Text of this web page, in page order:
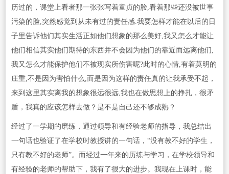
历过的，课堂上看者那一张张写着童贞的脸,看着那些还没被世事
污染的脸,突然感觉到从未有过的责任感.我要怎样才能在以后的日
子里告诉他们其实生活正如他们想象的那么美好,我又怎么才能让
他们相信其实他们期待的东西并不会因为他们的靠近而远离他们,
我又怎么才能保护他们不被现实所伤害呢?此时的心情,有着莫明的
庄重,不是因为害怕什么,而是因为这样的责任真的让我承受不起，
来到这里其实离我的想象很远很远,我也在做思想上的挣扎，很矛
盾，我真的应该怎样去做？是不是自己还不够成熟？
经过了一学期的磨练，通过领导和有经验老师的指导，我总结出
一句话也验证了在学校时教授讲的一句话，“没有教不好的学生，
只有教不好的老师”。而经过一年来的历练与学习，在学校领导和
有经验的老师的帮助下，我有了很大的进步。我现在上课时，能